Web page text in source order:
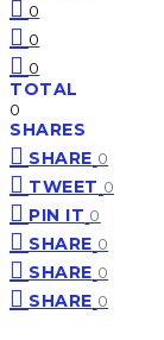
0
0
0
TOTAL
0
SHARES
SHARE 0
TWEET 0
PIN IT 0
SHARE 0
SHARE 0
SHARE 0